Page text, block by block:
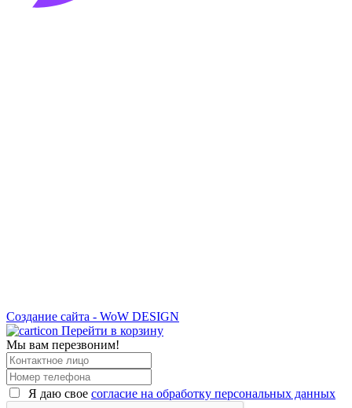
Создание сайта - WoW DESIGN
Перейти в корзину
Мы вам перезвоним!
Я даю свое согласие на обработку персональных данных